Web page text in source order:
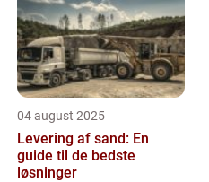
04 august 2025
Levering af sand: En
guide til de bedste
løsninger